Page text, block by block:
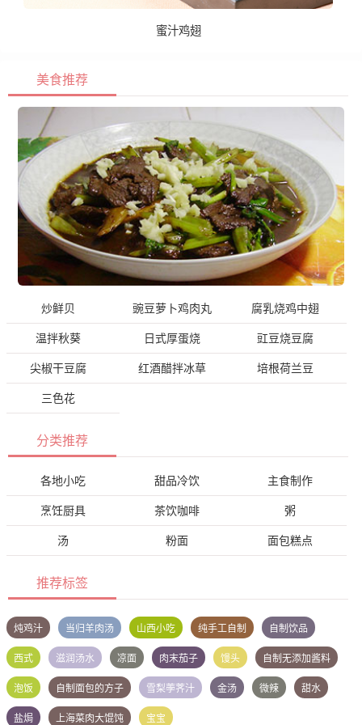
蜜汁鸡翅
美食推荐
炒鲜贝 豌豆萝卜鸡肉丸 腐乳烧鸡中翅
温拌秋葵 日式厚蛋烧 豇豆烧豆腐
尖椒干豆腐 红酒醋拌冰草 培根荷兰豆
三色花
分类推荐
各地小吃 甜品冷饮 主食制作
烹饪厨具 茶饮咖啡 粥
汤 粉面 面包糕点
推荐标签
炖鸡汁 当归羊肉汤 山西小吃 纯手工自制 自制饮品
西式 滋润汤水 凉面 肉末茄子 馒头 自制无添加酱料
泡饭 自制面包的方子 雪梨荸荠汁 金汤 微辣 甜水
盐焗 上海菜肉大馄饨 宝宝